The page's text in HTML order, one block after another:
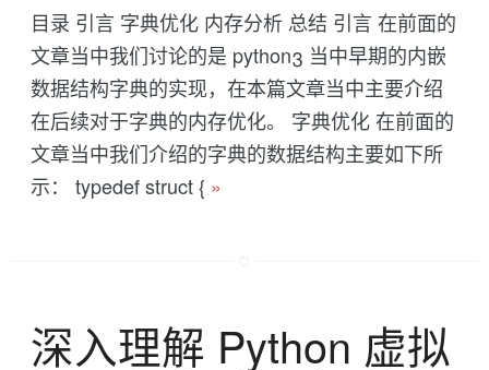
目录 引言 字典优化 内存分析 总结 引言 在前面的
文章当中我们讨论的是 python3 当中早期的内嵌
数据结构字典的实现，在本篇文章当中主要介绍
在后续对于字典的内存优化。 字典优化 在前面的
文章当中我们介绍的字典的数据结构主要如下所
示： typedef struct { »
深入理解 Python 虚拟